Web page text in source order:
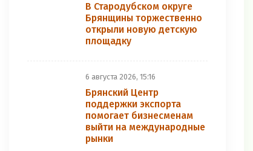
В Стародубском округе
Брянщины торжественно
открыли новую детскую
площадку
6 августа 2026, 15:16
Брянский Центр
поддержки экспорта
помогает бизнесменам
выйти на международные
рынки